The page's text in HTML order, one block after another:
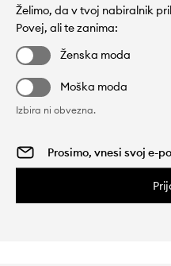
Želimo, da v tvoj nabiralnik
Povej, ali te zanima:
Ženska moda
Moška moda
Izbira ni obvezna.